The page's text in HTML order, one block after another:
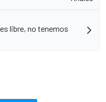
libre, no tenemos